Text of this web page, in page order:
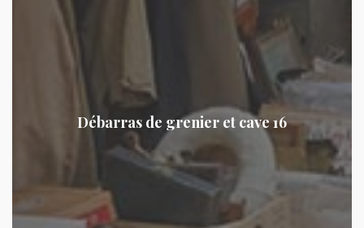
Débarras de grenier et cave 16